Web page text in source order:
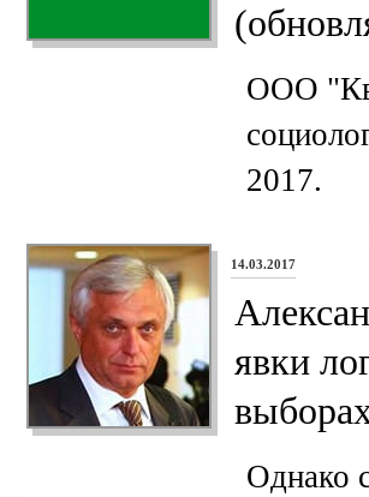
ООО
2017.
14.03.2017
явки
Однако